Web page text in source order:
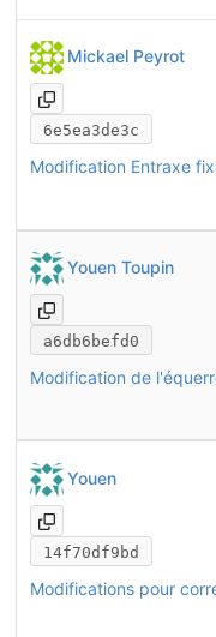
Mickael Peyrot
6e5ea3de3c
Modification Entraxe
Youen Toupin
a6db6befd0
Youen
14f70df9bd
Modifications pour